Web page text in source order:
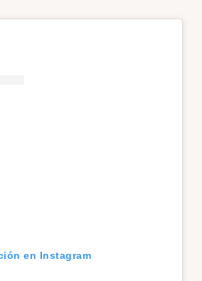
en Instagram